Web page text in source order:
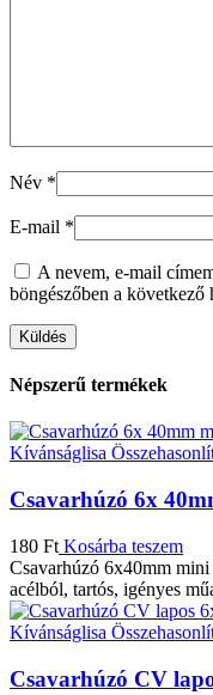
Név *
E-mail *
A nevem, e-mail
böngészőben a következő
Népszerű termékek
Kívánságlisa
Csavarhúzó 6x
180 Ft Kosárba teszem
Csavarhúzó 6x40mm mini
acélból, tartós, igényes
Kívánságlisa
Csavarhúzó CV